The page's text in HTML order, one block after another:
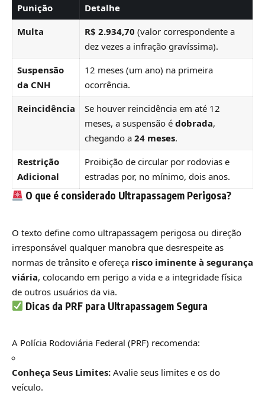
Punição
Detalhe
Multa
R$ 2.934,70 (valor correspondente a
dez vezes a infração gravíssima).
Suspensão
da CNH
12 meses (um ano) na primeira
ocorrência.
Reincidência
Se houver reincidência em até 12
meses, a suspensão é dobrada,
chegando a 24 meses.
Restrição
Adicional
Proibição de circular por rodovias e
estradas por, no mínimo, dois anos.
O que é considerado Ultrapassagem Perigosa?
O texto define como ultrapassagem perigosa ou direção
irresponsável qualquer manobra que desrespeite as
normas de trânsito e ofereça risco iminente à segurança
viária, colocando em perigo a vida e a integridade física
de outros usuários da via.
Dicas da PRF para Ultrapassagem Segura
A Polícia Rodoviária Federal (PRF) recomenda:
Conheça Seus Limites: Avalie seus limites e os do
veículo.